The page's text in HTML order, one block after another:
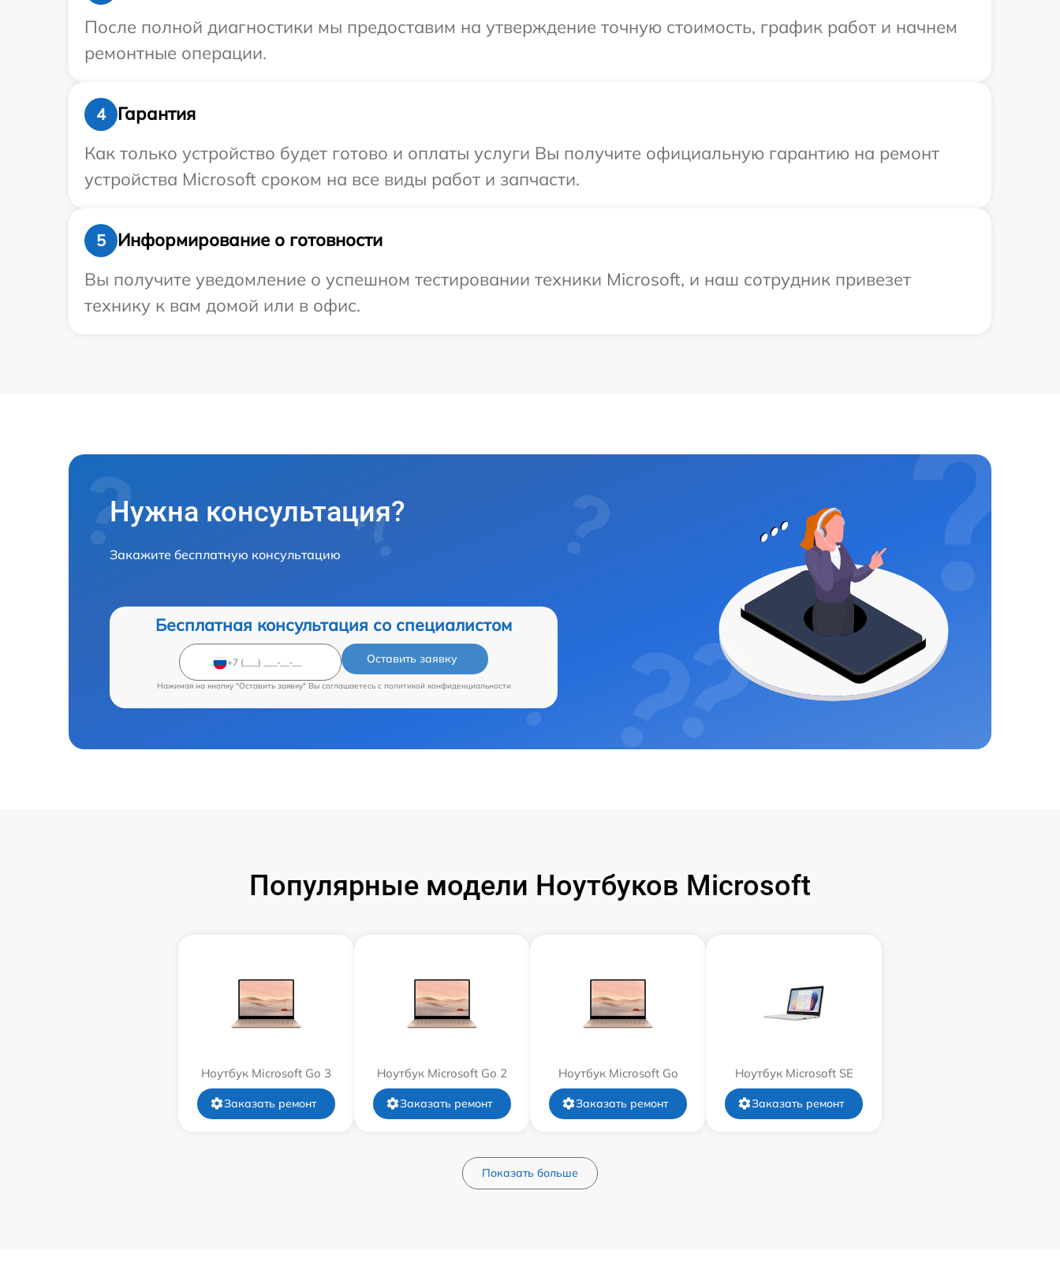
После полной диагностики мы предоставим на утверждение точную стоимость, график работ и начнем
ремонтные операции.
4
Гарантия
Как только устройство будет готово и оплаты услуги Вы получите официальную гарантию на ремонт
устройства Microsoft сроком на все виды работ и запчасти.
5
Информирование о готовности
Вы получите уведомление о успешном тестировании техники Microsoft, и наш сотрудник привезет
технику к вам домой или в офис.
Нужна консультация?
Закажите бесплатную консультацию
Бесплатная консультация со специалистом
Оставить заявку
Нажимая на кнопку "Оставить заявку" Вы соглашаетесь c политикой конфиденциальности
Популярные модели Ноутбуков Microsoft
Ноутбук Microsoft Go 3
Заказать ремонт
Ноутбук Microsoft Go 2
Заказать ремонт
Ноутбук Microsoft Go
Заказать ремонт
Ноутбук Microsoft SE
Заказать ремонт
Показать больше